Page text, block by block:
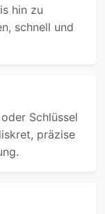
hin zu
schnell und
Schlüssel
präzise